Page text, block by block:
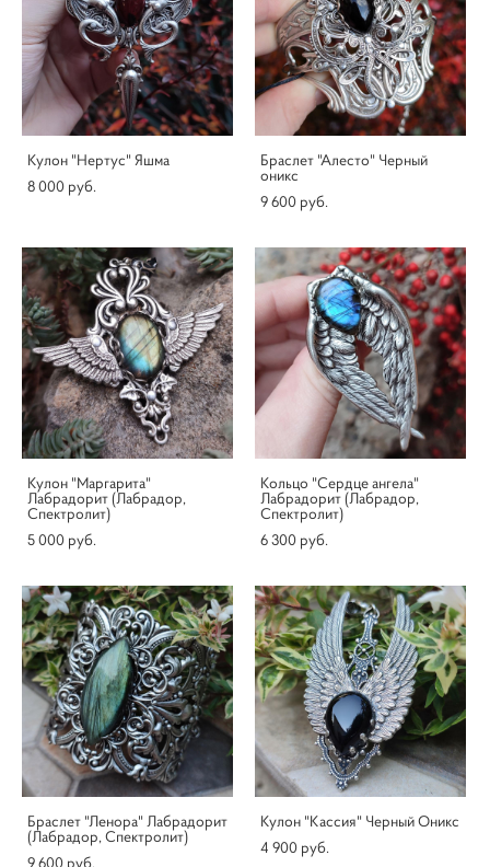
Кулон "Нертус" Яшма
8 000 pуб.
Браслет "Алесто" Черный
оникс
9 600 pуб.
Кулон "Маргарита"
Лабрадорит (Лабрадор,
Спектролит)
5 000 pуб.
Кольцо "Сердце ангела"
Лабрадорит (Лабрадор,
Спектролит)
6 300 pуб.
Браслет "Ленора" Лабрадорит
(Лабрадор, Спектролит)
9 600 pуб.
Кулон "Кассия" Черный Оникс
4 900 pуб.